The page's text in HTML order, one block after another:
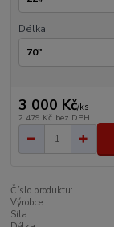
Délka
3 000 Kč/ks
2 479 Kč bez DPH
Číslo produktu:
Výrobce:
Síla: